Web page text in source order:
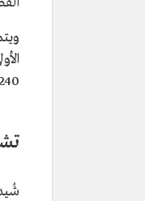
1240هـ/